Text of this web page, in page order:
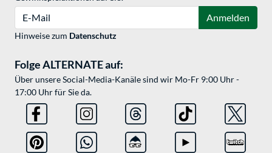
Anmelden
Hinweise zum Datenschutz
Folge ALTERNATE auf:
Über unsere Social-Media-Kanäle sind wir Mo-Fr 9:00 Uhr -
17:00 Uhr für Sie da.